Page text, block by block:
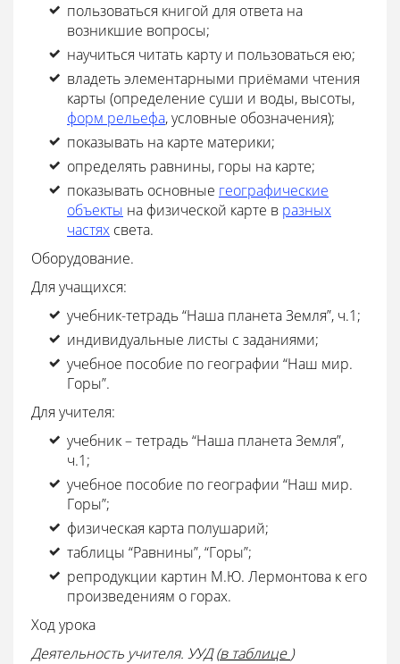
пользоваться книгой для ответа на
возникшие вопросы;
научиться читать карту и пользоваться ею;
владеть элементарными приёмами чтения
карты (определение суши и воды, высоты,
форм рельефа, условные обозначения);
показывать на карте материки;
определять равнины, горы на карте;
показывать основные географические
объекты на физической карте в разных
частях света.
Оборудование.
Для учащихся:
учебник-тетрадь “Наша планета Земля”, ч.1;
индивидуальные листы с заданиями;
учебное пособие по географии “Наш мир.
Горы”.
Для учителя:
учебник – тетрадь “Наша планета Земля”,
ч.1;
учебное пособие по географии “Наш мир.
Горы”;
физическая карта полушарий;
таблицы “Равнины”, “Горы”;
репродукции картин М.Ю. Лермонтова к его
произведениям о горах.
Ход урока
Деятельность учителя. УУД (в таблице )